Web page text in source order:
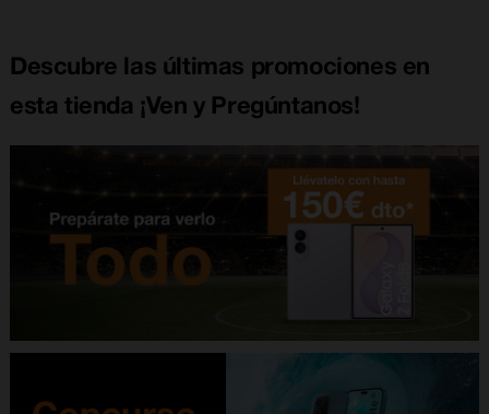
Descubre las últimas promociones en
esta tienda ¡Ven y Pregúntanos!